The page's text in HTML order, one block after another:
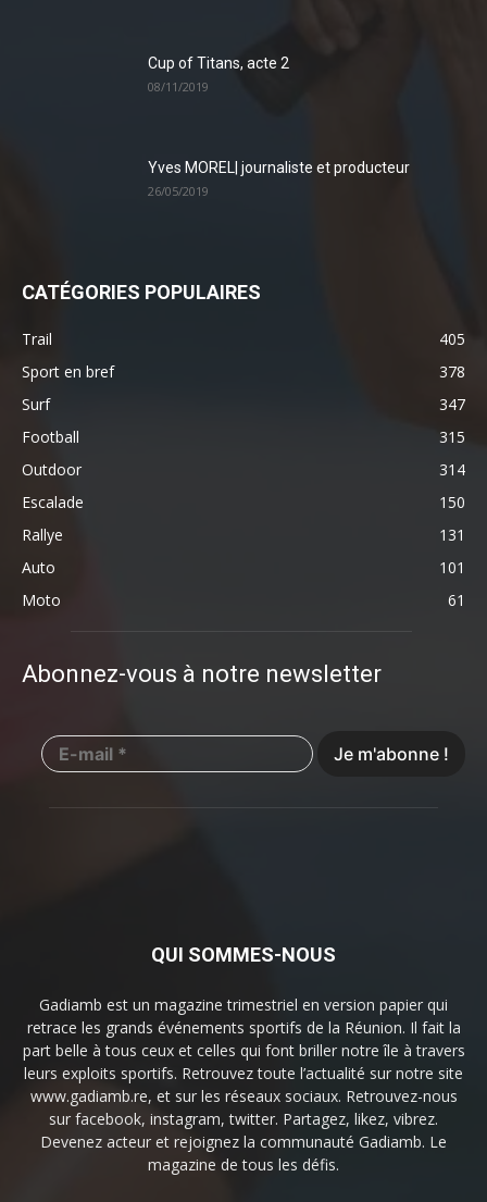
Cup of Titans, acte 2
08/11/2019
Yves MOREL| journaliste et producteur
26/05/2019
CATÉGORIES POPULAIRES
Trail
405
Sport en bref
378
Surf
347
Football
315
Outdoor
314
Escalade
150
Rallye
131
Auto
101
Moto
61
Abonnez-vous à notre newsletter
QUI SOMMES-NOUS
Gadiamb est un magazine trimestriel en version papier qui
retrace les grands événements sportifs de la Réunion. Il fait la
part belle à tous ceux et celles qui font briller notre île à travers
leurs exploits sportifs. Retrouvez toute l’actualité sur notre site
www.gadiamb.re, et sur les réseaux sociaux. Retrouvez-nous
sur facebook, instagram, twitter. Partagez, likez, vibrez.
Devenez acteur et rejoignez la communauté Gadiamb. Le
magazine de tous les défis.